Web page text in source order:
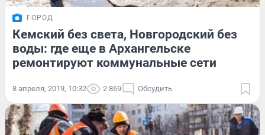
ГОРОД
Кемский без света, Новгородский без
воды: где еще в Архангельске
ремонтируют коммунальные сети
8 апреля, 2019, 10:32 2 869 Обсудить